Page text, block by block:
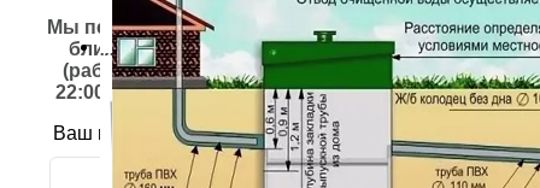
Мы перезвоним Вам в
ближайшее время
(работаем с 9:00 до
22:00 без выходных)
Ваш номер телефона*